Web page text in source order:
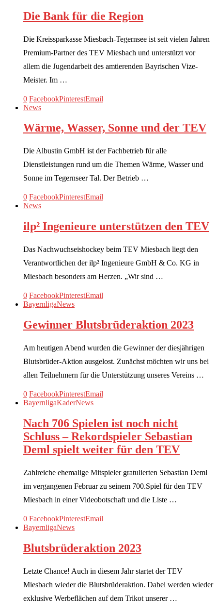
Die Bank für die Region
Die Kreissparkasse Miesbach-Tegernsee ist seit vielen Jahren
Premium-Partner des TEV Miesbach und unterstützt vor
allem die Jugendarbeit des amtierenden Bayrischen Vize-
Meister. Im …
0 FacebookPinterestEmail
News
Wärme, Wasser, Sonne und der TEV
Die Albustin GmbH ist der Fachbetrieb für alle
Dienstleistungen rund um die Themen Wärme, Wasser und
Sonne im Tegernseer Tal. Der Betrieb …
0 FacebookPinterestEmail
News
ilp² Ingenieure unterstützen den TEV
Das Nachwuchseishockey beim TEV Miesbach liegt den
Verantwortlichen der ilp² Ingenieure GmbH & Co. KG in
Miesbach besonders am Herzen. „Wir sind …
0 FacebookPinterestEmail
BayernligaNews
Gewinner Blutsbrüderaktion 2023
Am heutigen Abend wurden die Gewinner der diesjährigen
Blutsbrüder-Aktion ausgelost. Zunächst möchten wir uns bei
allen Teilnehmern für die Unterstützung unseres Vereins …
0 FacebookPinterestEmail
BayernligaKaderNews
Nach 706 Spielen ist noch nicht
Schluss – Rekordspieler Sebastian
Deml spielt weiter für den TEV
Zahlreiche ehemalige Mitspieler gratulierten Sebastian Deml
im vergangenen Februar zu seinem 700.Spiel für den TEV
Miesbach in einer Videobotschaft und die Liste …
0 FacebookPinterestEmail
BayernligaNews
Blutsbrüderaktion 2023
Letzte Chance! Auch in diesem Jahr startet der TEV
Miesbach wieder die Blutsbrüderaktion. Dabei werden wieder
exklusive Werbeflächen auf dem Trikot unserer …